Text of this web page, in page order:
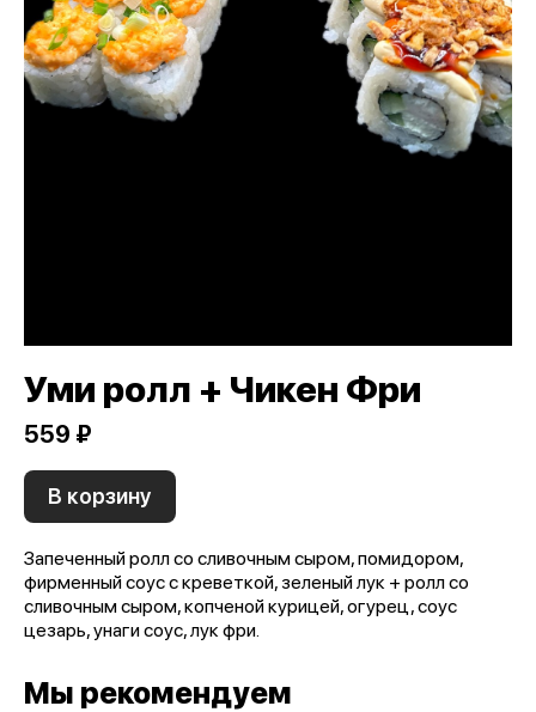
Уми ролл + Чикен Фри
559 ₽
В корзину
Запеченный ролл со сливочным сыром, помидором,
фирменный соус с креветкой, зеленый лук + ролл со
сливочным сыром, копченой курицей, огурец, соус
цезарь, унаги соус, лук фри.
Мы рекомендуем